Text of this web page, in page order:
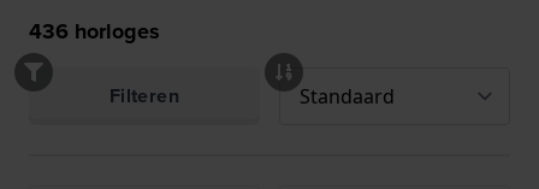
436 horloges
Filteren